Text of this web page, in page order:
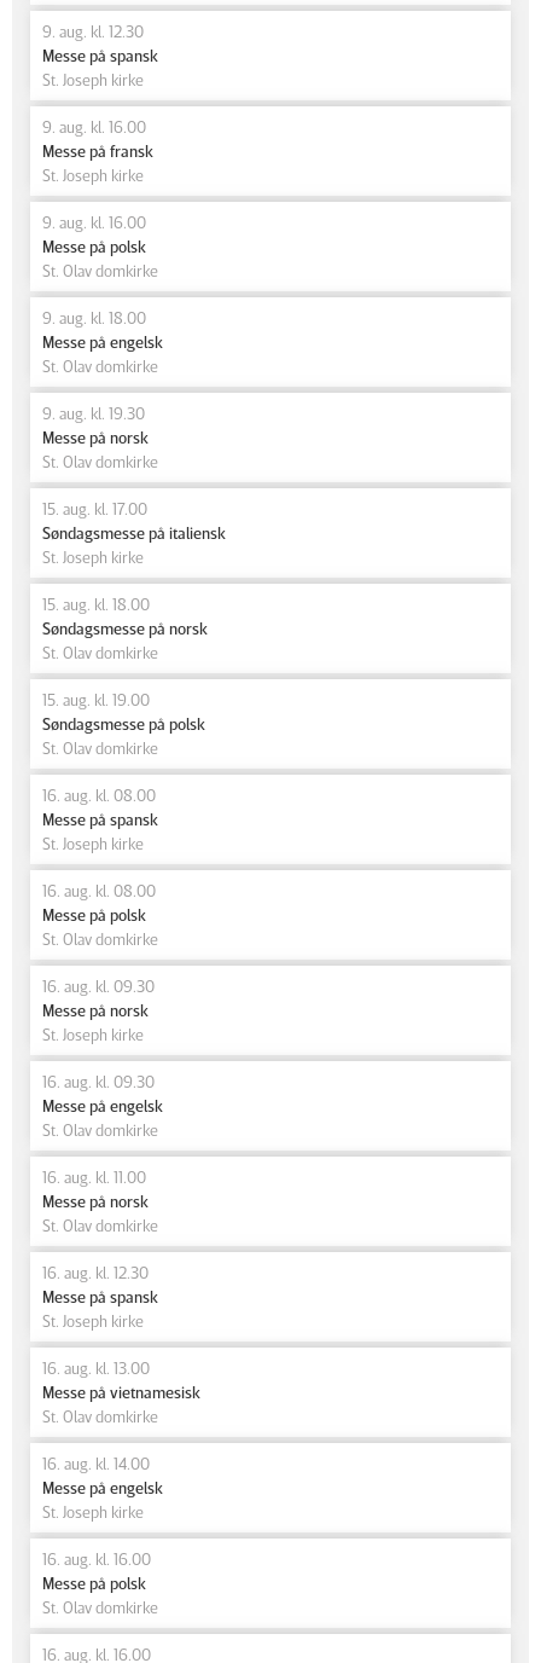
9. aug. kl. 12.30
Messe på spansk
St. Joseph kirke
9. aug. kl. 16.00
Messe på fransk
St. Joseph kirke
9. aug. kl. 16.00
Messe på polsk
St. Olav domkirke
9. aug. kl. 18.00
Messe på engelsk
St. Olav domkirke
9. aug. kl. 19.30
Messe på norsk
St. Olav domkirke
15. aug. kl. 17.00
Søndagsmesse på italiensk
St. Joseph kirke
15. aug. kl. 18.00
Søndagsmesse på norsk
St. Olav domkirke
15. aug. kl. 19.00
Søndagsmesse på polsk
St. Olav domkirke
16. aug. kl. 08.00
Messe på spansk
St. Joseph kirke
16. aug. kl. 08.00
Messe på polsk
St. Olav domkirke
16. aug. kl. 09.30
Messe på norsk
St. Joseph kirke
16. aug. kl. 09.30
Messe på engelsk
St. Olav domkirke
16. aug. kl. 11.00
Messe på norsk
St. Olav domkirke
16. aug. kl. 12.30
Messe på spansk
St. Joseph kirke
16. aug. kl. 13.00
Messe på vietnamesisk
St. Olav domkirke
16. aug. kl. 14.00
Messe på engelsk
St. Joseph kirke
16. aug. kl. 16.00
Messe på polsk
St. Olav domkirke
16. aug. kl. 16.00